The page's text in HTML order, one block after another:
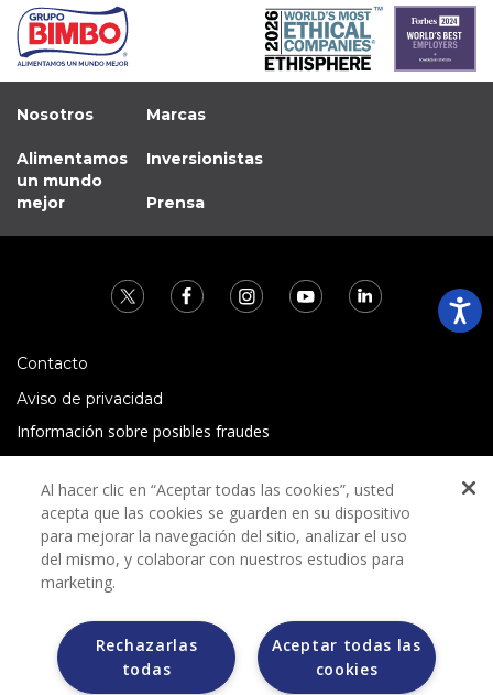
Nosotros
Alimentamos
un mundo
mejor
Marcas
Inversionistas
Prensa
Contacto
Aviso de privacidad
Información sobre posibles fraudes
Términos y condiciones
Grupo Bimbo no solicita ningún tipo de pago durante el
proceso de selección.
Al hacer clic en “Aceptar todas las cookies”, usted
acepta que las cookies se guarden en su dispositivo
para mejorar la navegación del sitio, analizar el uso
del mismo, y colaborar con nuestros estudios para
marketing.
Aceptar todas las
cookies
Rechazarlas
todas